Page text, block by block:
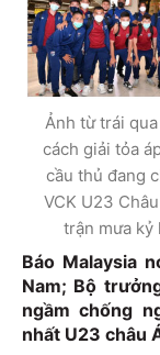
Ảnh từ trái
cách giải tỏa
cầu thủ đang
VCK U23
trận mưa kỷ
Báo Malaysia
Nam; Bộ
ngầm chống
nhất U23 châu